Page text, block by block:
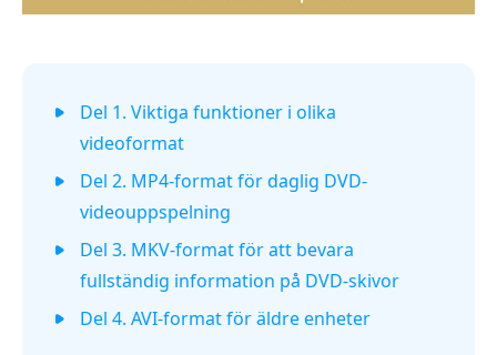
Del 1. Viktiga funktioner i olika
videoformat
Del 2. MP4-format för daglig DVD-
videouppspelning
Del 3. MKV-format för att bevara
fullständig information på DVD-skivor
Del 4. AVI-format för äldre enheter